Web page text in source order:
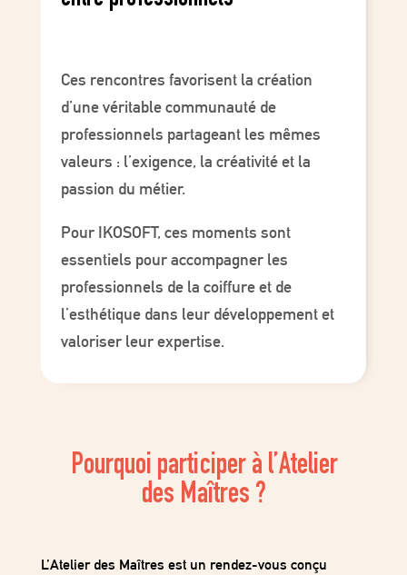
Ces rencontres favorisent la création
d’une véritable communauté de
professionnels partageant les mêmes
valeurs : l’exigence, la créativité et la
passion du métier.
Pour IKOSOFT, ces moments sont
essentiels pour accompagner les
professionnels de la coiffure et de
l’esthétique dans leur développement et
valoriser leur expertise.
Pourquoi participer à l’Atelier
des Maîtres ?
L’Atelier des Maîtres est un rendez-vous conçu